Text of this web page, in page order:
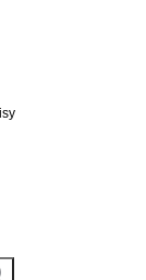
karcie